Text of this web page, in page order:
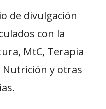
de divulgación
con la
MtC, Terapia
Nutrición y otras